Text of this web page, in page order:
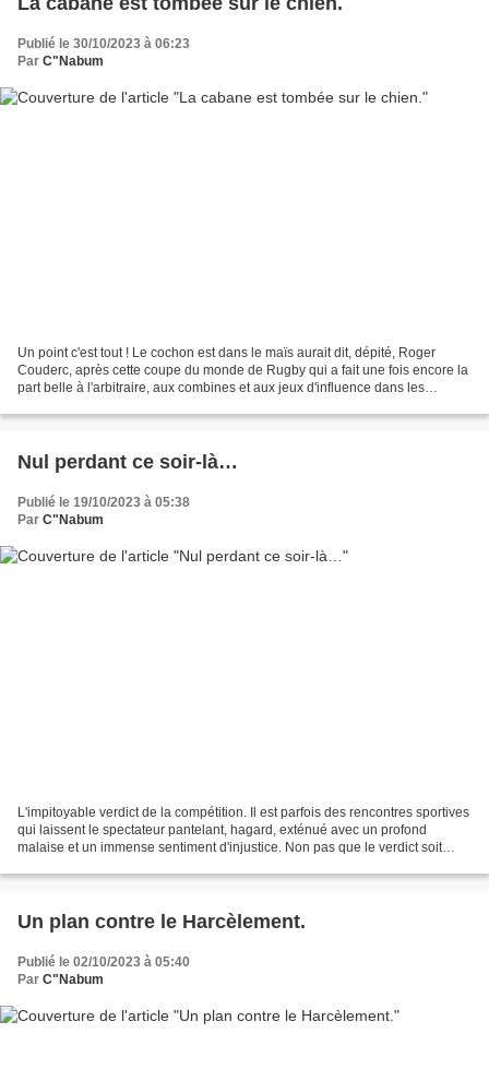
Publié le 30/10/2023 à 06:23
Par C"Nabum
Un point c'est tout ! Le cochon est dans le maïs aurait dit, dépité, Roger
Couderc, après cette coupe du monde de Rugby qui a fait une fois encore la
part belle à l'arbitraire, aux combines et aux jeux d'influence dans les
Nul perdant ce soir-là…
Publié le 19/10/2023 à 05:38
Par C"Nabum
L'impitoyable verdict de la compétition. Il est parfois des rencontres sportives
qui laissent le spectateur pantelant, hagard, exténué avec un profond
malaise et un immense sentiment d'injustice. Non pas que le verdict soit
Un plan contre le Harcèlement.
Publié le 02/10/2023 à 05:40
Par C"Nabum